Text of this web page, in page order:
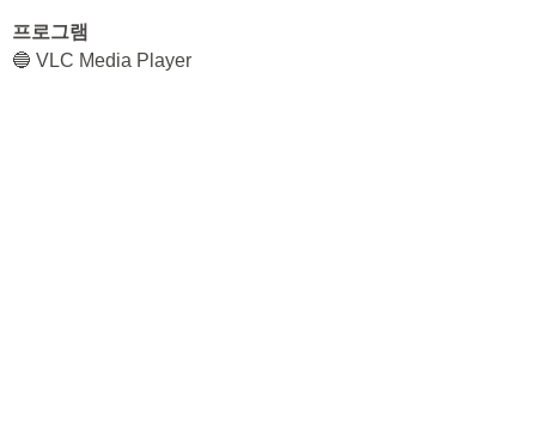
프로그램
🔵 VLC Media Player